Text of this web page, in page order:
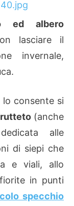
ed albero
lasciare il
invernale,
lo consente si
(anche
alle
di siepi che
e viali, allo
in punti
specchio